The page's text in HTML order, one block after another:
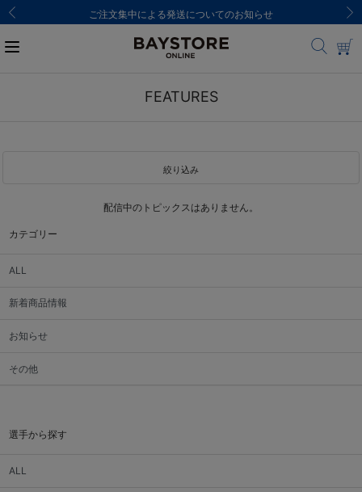
ご注文集中による発送についてのお知らせ
カテゴリー
ALL
新着商品情報
お知らせ
その他
選手から探す
ALL
FEATURES
絞り込み
配信中のトピックスはありません。